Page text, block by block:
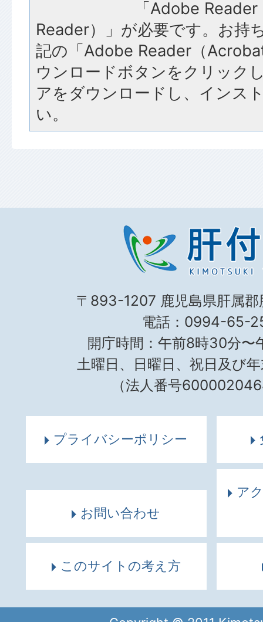
「Adobe
Reader）」が必要です。お持
記の「Adobe Reader（
ウンロードボタンをクリック
アをダウンロードし、インス
い。
〒893-1207 鹿児島県肝属
電話：0994-65-
開庁時間：午前8時30分〜
土曜日、日曜日、祝日及び
（法人番号
プライバシーポリシー
お問い合わせ
ア
このサイトの考え方